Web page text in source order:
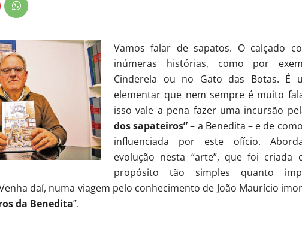
Vamos falar de sapatos. O calçado
inúmeras histórias, como por
Cinderela ou no Gato das Botas. É
elementar que nem sempre é muito
isso vale a pena fazer uma incursão
dos sapateiros”– a Benedita – e de
influenciada por este ofício.
evolução nesta “arte”, que foi criada
propósito tão simples quanto
daí, numa viagem pelo conhecimento de João Maurício
da Benedita”.